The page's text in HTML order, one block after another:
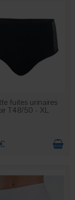
EN STOCK
fuites urinaires
T48/50 - XL